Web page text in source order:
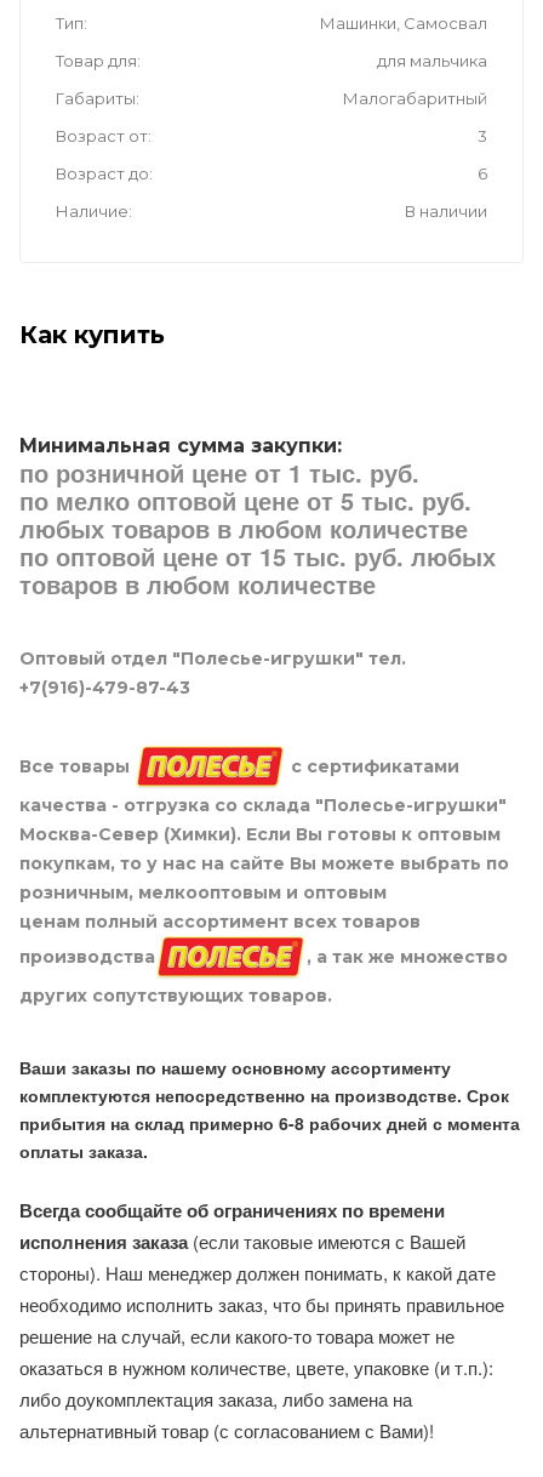
Тип
Машинки, Самосвал
Товар для
для мальчика
Габариты
Малогабаритный
Возраст от
3
Возраст до
6
Наличие
В наличии
Как купить
Минимальная сумма закупки:
по розничной цене от 1 тыс. руб.
по мелко оптовой цене от 5 тыс. руб.
любых товаров в любом количестве
по оптовой цене от 15 тыс. руб. любых
товаров в любом количестве
Оптовый отдел "Полесье-игрушки" тел.
+7(916)-479-87-43
Все товары
с сертификатами
качества - отгрузка со склада "Полесье-игрушки"
Москва-Север (Химки). Если Вы готовы к оптовым
покупкам, то у нас на сайте Вы можете выбрать по
розничным, мелкооптовым и оптовым
ценам полный ассортимент всех товаров
производства
, а так же множество
других сопутствующих товаров.
Ваши заказы по нашему основному ассортименту
комплектуются непосредственно на производстве. Срок
прибытия на склад примерно 6-8 рабочих дней с момента
оплаты заказа.
Всегда сообщайте об ограничениях по времени
исполнения заказа(если таковые имеются с Вашей
стороны). Наш менеджер должен понимать, к какой дате
необходимо исполнить заказ, что бы принять правильное
решение на случай, если какого-то товара может не
оказаться в нужном количестве, цвете, упаковке (и т.п.):
либо доукомплектация заказа, либо замена на
альтернативный товар (с согласованием с Вами)!